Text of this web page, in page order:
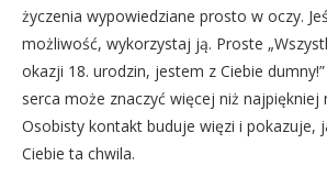
życzenia wypowiedziane prosto w oczy.
możliwość, wykorzystaj ją. Proste
okazji 18. urodzin, jestem z Ciebie
serca może znaczyć więcej niż najpiękniej
Osobisty kontakt buduje więzi i pokazuje,
Ciebie ta chwila.